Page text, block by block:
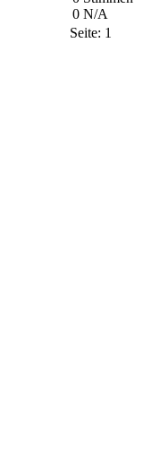
0 N/A
Seite: 1